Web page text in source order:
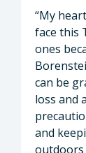
“My
face this
ones
can be
loss and
and
outdoors